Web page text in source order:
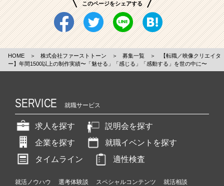
このページをシェアする
HOME ＞ 株式会社ファーストトーン ＞ 募集一覧 ＞
【転職／映像クリエイタ
ー】年間1500以上の制作実績〜「魅せる」「感じる」「感動する」を世の中に〜
SERVICE 就職サービス
求人を探す
説明会を探す
企業を探す
就職イベントを探す
タイムライン
適性検査
就活ノウハウ 選考体験談 スペシャルコンテンツ
就活相談